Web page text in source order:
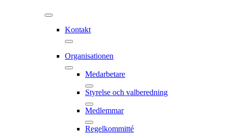
Kontakt
Organisationen
Medarbetare
Styrelse och valberedning
Medlemmar
Regelkommitté